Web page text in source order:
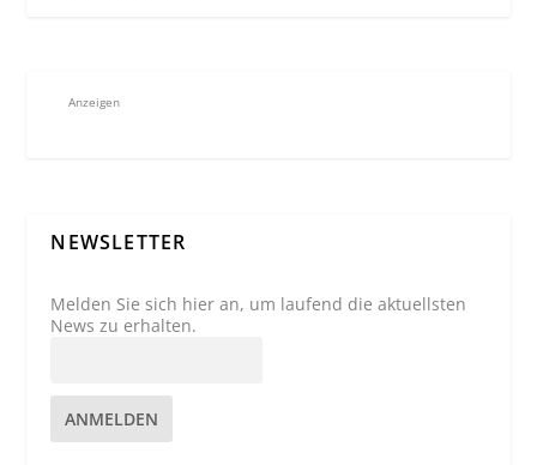
Anzeigen
NEWSLETTER
Melden Sie sich hier an, um laufend die aktuellsten
News zu erhalten.
ANMELDEN